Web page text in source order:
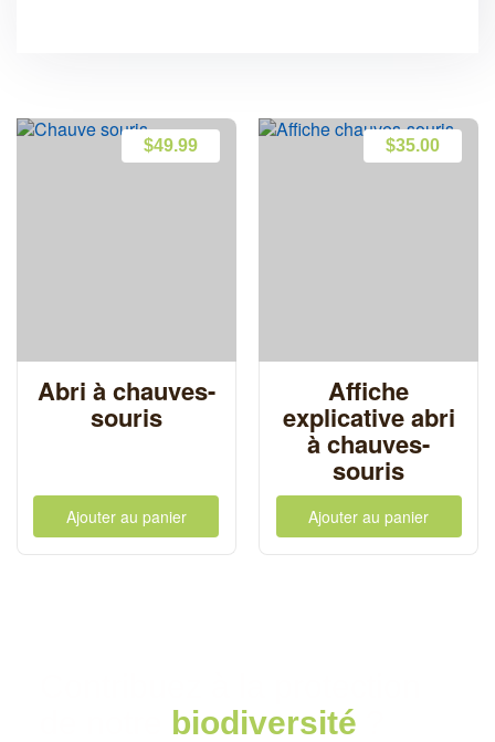
Abri à chauves-
souris
$49.99
Ajouter au panier
Affiche
explicative abri
à chauves-
souris
$35.00
Ajouter au panier
biodiversité